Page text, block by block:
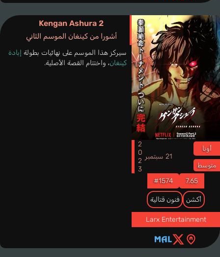
Kengan Ashura 2
أشورا من كينغان الموسم الثاني
أونا
متوسط
21 سبتمبر 2023
7.65
#1574
أكشن فنون قتالية
Larx Entertainment
سيركز هذا الموسم على نهائيات بطولة إبادة
كينغان، واختتام القصة الأصلية.